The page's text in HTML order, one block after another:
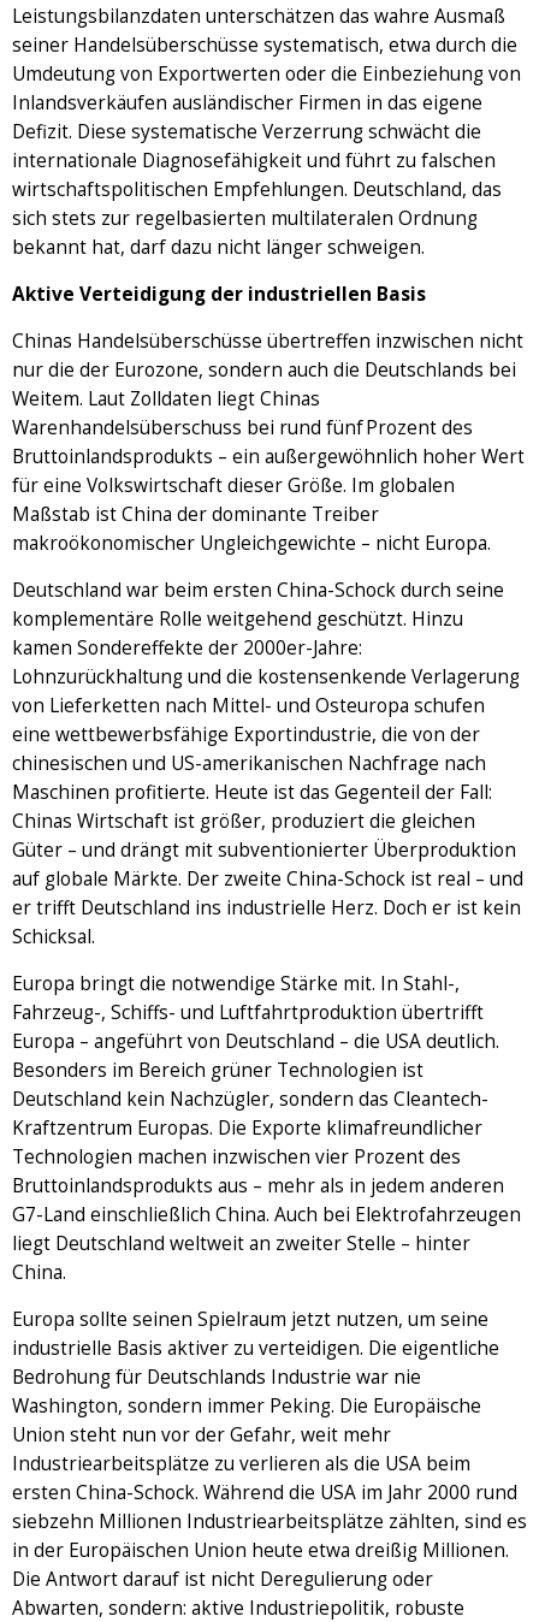
Leistungsbilanzdaten unterschätzen das wahre Ausmaß
seiner Handelsüberschüsse systematisch, etwa durch die
Umdeutung von Exportwerten oder die Einbeziehung von
Inlandsverkäufen ausländischer Firmen in das eigene
Defizit. Diese systematische Verzerrung schwächt die
internationale Diagnosefähigkeit und führt zu falschen
wirtschaftspolitischen Empfehlungen. Deutschland, das
sich stets zur regelbasierten multilateralen Ordnung
bekannt hat, darf dazu nicht länger schweigen.
Aktive Verteidigung der industriellen Basis
Chinas Handelsüberschüsse übertreffen inzwischen nicht
nur die der Eurozone, sondern auch die Deutschlands bei
Weitem. Laut Zolldaten liegt Chinas
Warenhandelsüberschuss bei rund fünf Prozent des
Bruttoinlandsprodukts – ein außergewöhnlich hoher Wert
für eine Volkswirtschaft dieser Größe. Im globalen
Maßstab ist China der dominante Treiber
makroökonomischer Ungleichgewichte – nicht Europa.
Deutschland war beim ersten China-Schock durch seine
komplementäre Rolle weitgehend geschützt. Hinzu
kamen Sondereffekte der 2000er-Jahre:
Lohnzurückhaltung und die kostensenkende Verlagerung
von Lieferketten nach Mittel- und Osteuropa schufen
eine wettbewerbsfähige Exportindustrie, die von der
chinesischen und US-amerikanischen Nachfrage nach
Maschinen profitierte. Heute ist das Gegenteil der Fall:
Chinas Wirtschaft ist größer, produziert die gleichen
Güter – und drängt mit subventionierter Überproduktion
auf globale Märkte. Der zweite China-Schock ist real – und
er trifft Deutschland ins industrielle Herz. Doch er ist kein
Schicksal.
Europa bringt die notwendige Stärke mit. In Stahl-,
Fahrzeug-, Schiffs- und Luftfahrtproduktion übertrifft
Europa – angeführt von Deutschland – die USA deutlich.
Besonders im Bereich grüner Technologien ist
Deutschland kein Nachzügler, sondern das Cleantech-
Kraftzentrum Europas. Die Exporte klimafreundlicher
Technologien machen inzwischen vier Prozent des
Bruttoinlandsprodukts aus – mehr als in jedem anderen
G7-Land einschließlich China. Auch bei Elektrofahrzeugen
liegt Deutschland weltweit an zweiter Stelle – hinter
China.
Europa sollte seinen Spielraum jetzt nutzen, um seine
industrielle Basis aktiver zu verteidigen. Die eigentliche
Bedrohung für Deutschlands Industrie war nie
Washington, sondern immer Peking. Die Europäische
Union steht nun vor der Gefahr, weit mehr
Industriearbeitsplätze zu verlieren als die USA beim
ersten China-Schock. Während die USA im Jahr 2000 rund
siebzehn Millionen Industriearbeitsplätze zählten, sind es
in der Europäischen Union heute etwa dreißig Millionen.
Die Antwort darauf ist nicht Deregulierung oder
Abwarten, sondern: aktive Industriepolitik, robuste